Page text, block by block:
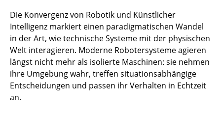
Die Konvergenz von Robotik und Künstlicher
Intelligenz markiert einen paradigmatischen Wandel
in der Art, wie technische Systeme mit der physischen
Welt interagieren. Moderne Robotersysteme agieren
längst nicht mehr als isolierte Maschinen: sie nehmen
ihre Umgebung wahr, treffen situationsabhängige
Entscheidungen und passen ihr Verhalten in Echtzeit
an.